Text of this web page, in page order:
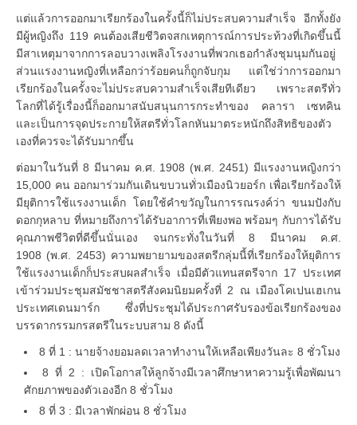
แต่แล้วการออกมาเรียกร้องในครั้งนี้ก็ไม่ประสบความสำเร็จ อีกทั้งยัง
มีผู้หญิงถึง 119 คนต้องเสียชีวิตจสกเหตุการณ์การประท้วงที่เกิดขึ้นนี้
มีสาเหตุมาจากการลอบวางเพลิงโรงงานที่พวกเธอกำลังชุมนุมกันอยู่
ส่วนแรงงานหญิงที่เหลือกว่าร้อยคนก็ถูกจับกุม แต่ใช่ว่าการออกมา
เรียกร้องในครั้งจะไม่ประสบความสำเร็จเสียทีเดียว เพราะสตรีทั่ว
โลกที่ได้รู้เรื่องนี้ก็ออกมาสนับสนุนการกระทำของ คลารา เซทคิน
และเป็นการจุดประกายให้สตรีทั่วโลกหันมาตระหนักถึงสิทธิของตัว
เองที่ควรจะได้รับมากขึ้น
ต่อมาในวันที่ 8 มีนาคม ค.ศ. 1908 (พ.ศ. 2451) มีแรงงานหญิงกว่า
15,000 คน ออกมาร่วมกันเดินขบวนทั่วเมืองนิวยอร์ก เพื่อเรียกร้องให้
มียุติการใช้แรงงานเด็ก โดยใช้คำขวัญในการรณรงค์ว่า ขนมปังกับ
ดอกกุหลาบ ที่หมายถึงการได้รับอาการที่เพียงพอ พร้อมๆ กับการได้รับ
คุณภาพชีวิตที่ดีขึ้นนั่นเอง จนกระทั่งในวันที่ 8 มีนาคม ค.ศ.
1908 (พ.ศ. 2453) ความพยายามของสตรีกลุ่มนี้ที่เรียกร้องให้ยุติการ
ใช้แรงงานเด็กก็ประสบผลสำเร็จ เมื่อมีตัวแทนสตรีจาก 17 ประเทศ
เข้าร่วมประชุมสมัชชาสตรีสังคมนิยมครั้งที่ 2 ณ เมืองโคเปนเฮเกน
ประเทศเดนมาร์ก ซึ่งที่ประชุมได้ประกาศรับรองข้อเรียกร้องของ
บรรดากรรมกรสตรีในระบบสาม 8 ดังนี้
8 ที่ 1 : นายจ้างยอมลดเวลาทำงานให้เหลือเพียงวันละ 8 ชั่วโมง
8 ที่ 2 : เปิดโอกาสให้ลูกจ้างมีเวลาศึกษาหาความรู้เพื่อพัฒนา
ศักยภาพของตัวเองอีก 8 ชั่วโมง
8 ที่ 3 : มีเวลาพักผ่อน 8 ชั่วโมง